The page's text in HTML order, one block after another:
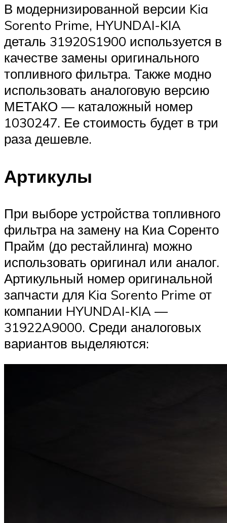
В модернизированной версии Kia
Sorento Prime, HYUNDAI-KIA
деталь 31920S1900 используется в
качестве замены оригинального
топливного фильтра. Также модно
использовать аналоговую версию
МЕТАКО — каталожный номер
1030247. Ее стоимость будет в три
раза дешевле.
Артикулы
При выборе устройства топливного
фильтра на замену на Киа Соренто
Прайм (до рестайлинга) можно
использовать оригинал или аналог.
Артикульный номер оригинальной
запчасти для Kia Sorento Prime от
компании HYUNDAI-KIA —
31922A9000. Среди аналоговых
вариантов выделяются: